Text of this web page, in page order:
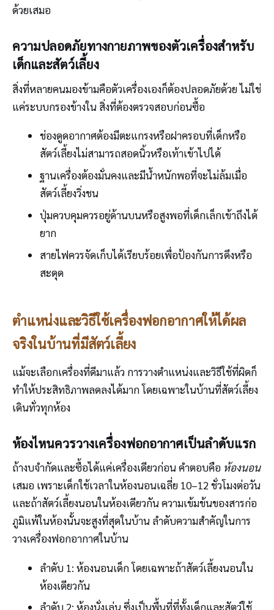
ด้วยเสมอ
ความปลอดภัยทางกายภาพของตัวเครื่องสำหรับ
เด็กและสัตว์เลี้ยง
สิ่งที่หลายคนมองข้ามคือตัวเครื่องเองก็ต้องปลอดภัยด้วย ไม่ใช่
แค่ระบบกรองข้างใน สิ่งที่ต้องตรวจสอบก่อนซื้อ
ช่องดูดอากาศต้องมีตะแกรงหรือฝาครอบที่เด็กหรือ
สัตว์เลี้ยงไม่สามารถสอดนิ้วหรือเท้าเข้าไปได้
ฐานเครื่องต้องมั่นคงและมีน้ำหนักพอที่จะไม่ล้มเมื่อ
สัตว์เลี้ยงวิ่งชน
ปุ่มควบคุมควรอยู่ด้านบนหรือสูงพอที่เด็กเล็กเข้าถึงได้
ยาก
สายไฟควรจัดเก็บได้เรียบร้อยเพื่อป้องกันการดึงหรือ
สะดุด
ตำแหน่งและวิธีใช้เครื่องฟอกอากาศให้ได้ผล
จริงในบ้านที่มีสัตว์เลี้ยง
แม้จะเลือกเครื่องที่ดีมาแล้ว การวางตำแหน่งและวิธีใช้ที่ผิดก็
ทำให้ประสิทธิภาพลดลงได้มาก โดยเฉพาะในบ้านที่สัตว์เลี้ยง
เดินทั่วทุกห้อง
ห้องไหนควรวางเครื่องฟอกอากาศเป็นลำดับแรก
ถ้างบจำกัดและซื้อได้แค่เครื่องเดียวก่อน คำตอบคือ ห้องนอน
เสมอ เพราะเด็กใช้เวลาในห้องนอนเฉลี่ย 10–12 ชั่วโมงต่อวัน
และถ้าสัตว์เลี้ยงนอนในห้องเดียวกัน ความเข้มข้นของสารก่อ
ภูมิแพ้ในห้องนั้นจะสูงที่สุดในบ้าน ลำดับความสำคัญในการ
วางเครื่องฟอกอากาศในบ้าน
ลำดับ 1: ห้องนอนเด็ก โดยเฉพาะถ้าสัตว์เลี้ยงนอนใน
ห้องเดียวกัน
ลำดับ 2: ห้องนั่งเล่น ซึ่งเป็นพื้นที่ที่ทั้งเด็กและสัตว์ใช้